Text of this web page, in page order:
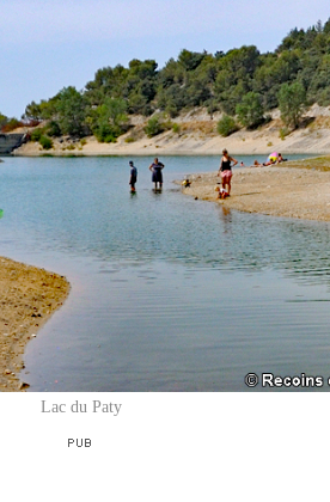
Lac du Paty